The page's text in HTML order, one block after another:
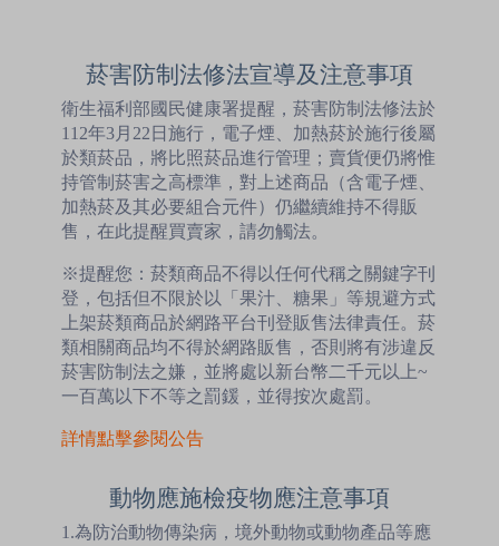
菸害防制法修法宣導及注意事項
衛生福利部國民健康署提醒，菸害防制法修法於
112年3月22日施行，電子煙、加熱菸於施行後屬
於類菸品，將比照菸品進行管理；賣貨便仍將惟
持管制菸害之高標準，對上述商品（含電子煙、
加熱菸及其必要組合元件）仍繼續維持不得販
售，在此提醒買賣家，請勿觸法。
※提醒您：菸類商品不得以任何代稱之關鍵字刊
登，包括但不限於以「果汁、糖果」等規避方式
上架菸類商品於網路平台刊登販售法律責任。菸
類相關商品均不得於網路販售，否則將有涉違反
菸害防制法之嫌，並將處以新台幣二千元以上~
一百萬以下不等之罰鍰，並得按次處罰。
詳情點擊參閱公告
動物應施檢疫物應注意事項
1.為防治動物傳染病，境外動物或動物產品等應